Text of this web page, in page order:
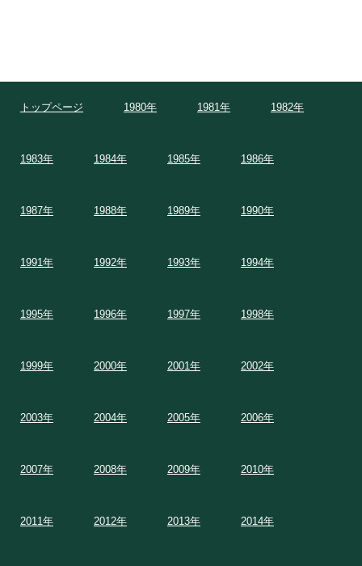
トップページ 1980年 1981年 1982年
1983年 1984年 1985年 1986年
1987年 1988年 1989年 1990年
1991年 1992年 1993年 1994年
1995年 1996年 1997年 1998年
1999年 2000年 2001年 2002年
2003年 2004年 2005年 2006年
2007年 2008年 2009年 2010年
2011年 2012年 2013年 2014年